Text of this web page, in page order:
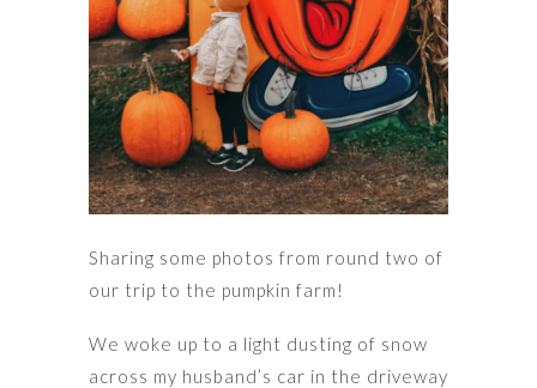
Sharing some photos from round two of
our trip to the pumpkin farm!
We woke up to a light dusting of snow
across my husband’s car in the driveway